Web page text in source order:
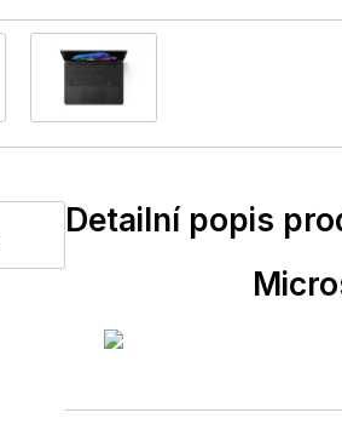
Detailní popis